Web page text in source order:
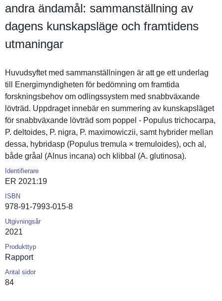
andra ändamål: sammanställning av
dagens kunskapsläge och framtidens
utmaningar
Huvudsyfte­t med sammanstäl­lningen är att ge ett underlag
till Energimynd­igheten för bedömning om framtida
forsknings­behov om odlingssys­tem med snabbväxan­de
lövträd. Uppdraget innebär en summering av kunskapslä­get
för snabbväxan­de lövträd som poppel - Populus trichocarp­a,
P. deltoides, P. nigra, P. maximowicz­ii, samt hybrider mellan
dessa, hybridasp (Populus tremula × tremuloide­s), och al,
både gråal (Alnus incana) och klibbal (A. glutinosa).
Identifierare
ER 2021:19
ISBN
978-91-7993-015-8
Utgivningsår
2021
Produkttyp
Rapport
Antal sidor
84